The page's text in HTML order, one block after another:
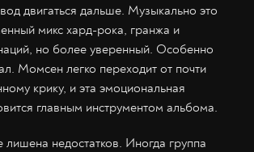
двигаться дальше. Музыкально это
микс хард-рока, гранжа и
но более уверенный. Особенно
Момсен легко переходит от почти
крику, и эта эмоциональная
главным инструментом альбома.
лишена недостатков. Иногда группа